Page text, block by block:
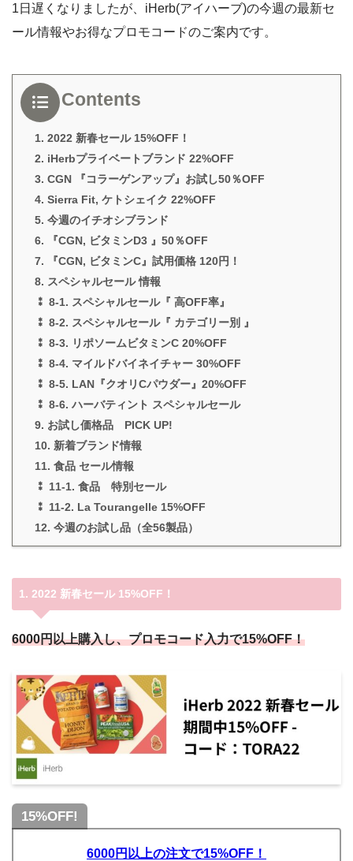
1日遅くなりましたが、iHerb(アイハーブ)の今週の最新セ
ール情報やお得なプロモコードのご案内です。
Contents
1. 2022 新春セール 15%OFF！
2. iHerbプライベートブランド 22%OFF
3. CGN 『コラーゲンアップ』お試し50％OFF
4. Sierra Fit, ケトシェイク 22%OFF
5. 今週のイチオシブランド
6. 『CGN, ビタミンD3 』50％OFF
7. 『CGN, ビタミンC』試用価格 120円！
8. スペシャルセール 情報
⁑ 8-1. スペシャルセール『 高OFF率』
⁑ 8-2. スペシャルセール『 カテゴリー別 』
⁑ 8-3. リポソームビタミンC 20%OFF
⁑ 8-4. マイルドバイネイチャー 30%OFF
⁑ 8-5. LAN『クオリCパウダー』20%OFF
⁑ 8-6. ハーバティント スペシャルセール
9. お試し価格品 PICK UP!
10. 新着ブランド情報
11. 食品 セール情報
⁑ 11-1. 食品 特別セール
⁑ 11-2. La Tourangelle 15%OFF
12. 今週のお試し品（全56製品）
1. 2022 新春セール 15%OFF！
6000円以上購入し、プロモコード入力で15%OFF！
15%OFF!
6000円以上の注文で15%OFF！